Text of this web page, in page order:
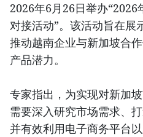
2026年6月26日举办
对接活动”。该活动旨在展
推动越南企业与新加坡合
产品潜力。
专家指出，为实现对新加
需要深入研究市场需求、
并有效利用电子商务平台